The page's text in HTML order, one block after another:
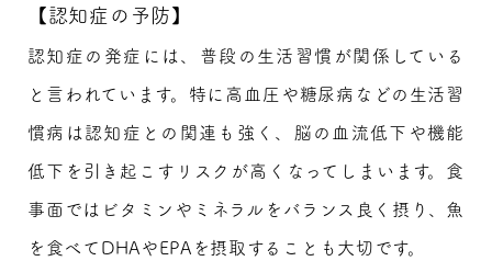
【認知症の予防】
認知症の発症には、普段の生活習慣が関係している
と言われています。特に高血圧や糖尿病などの生活習
慣病は認知症との関連も強く、脳の血流低下や機能
低下を引き起こすリスクが高くなってしまいます。食
事面ではビタミンやミネラルをバランス良く摂り、魚
を食べてDHAやEPAを摂取することも大切です。